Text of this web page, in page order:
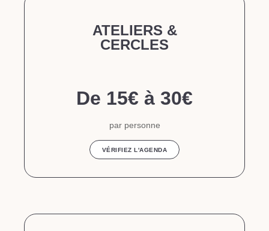
ATELIERS &
CERCLES
De 15€ à 30€
par personne
VÉRIFIEZ L'AGENDA